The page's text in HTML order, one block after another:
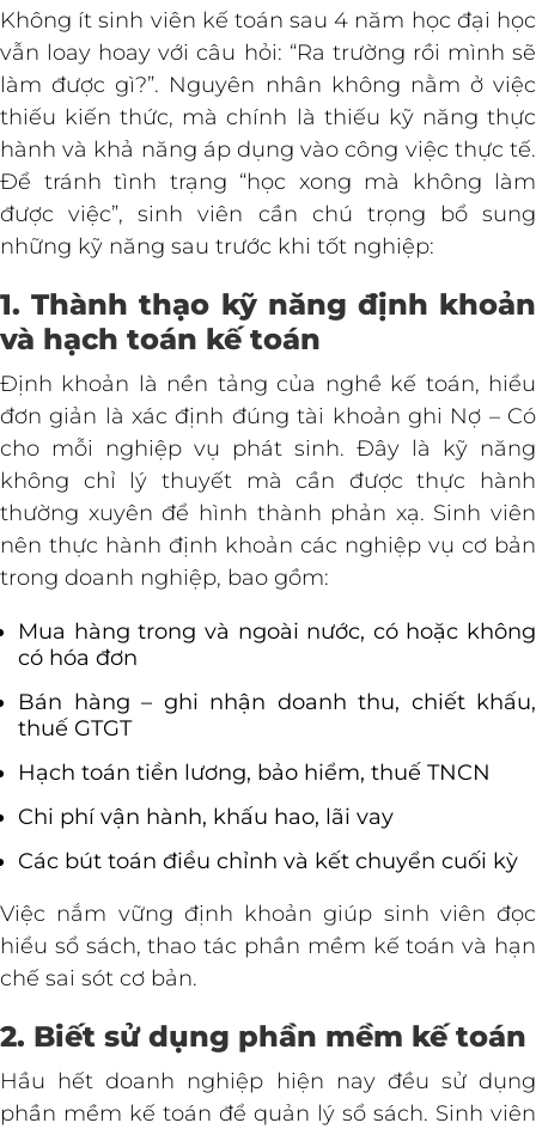
Không ít sinh viên kế toán sau 4 năm học đại học
vẫn loay hoay với câu hỏi: “Ra trường rồi mình sẽ
làm được gì?”. Nguyên nhân không nằm ở việc
thiếu kiến thức, mà chính là thiếu kỹ năng thực
hành và khả năng áp dụng vào công việc thực tế.
Để tránh tình trạng “học xong mà không làm
được việc”, sinh viên cần chú trọng bổ sung
những kỹ năng sau trước khi tốt nghiệp:
1. Thành thạo kỹ năng định khoản
và hạch toán kế toán
Định khoản là nền tảng của nghề kế toán, hiểu
đơn giản là xác định đúng tài khoản ghi Nợ – Có
cho mỗi nghiệp vụ phát sinh. Đây là kỹ năng
không chỉ lý thuyết mà cần được thực hành
thường xuyên để hình thành phản xạ. Sinh viên
nên thực hành định khoản các nghiệp vụ cơ bản
trong doanh nghiệp, bao gồm:
Mua hàng trong và ngoài nước, có hoặc không
có hóa đơn
Bán hàng – ghi nhận doanh thu, chiết khấu,
thuế GTGT
Hạch toán tiền lương, bảo hiểm, thuế TNCN
Chi phí vận hành, khấu hao, lãi vay
Các bút toán điều chỉnh và kết chuyển cuối kỳ
Việc nắm vững định khoản giúp sinh viên đọc
hiểu sổ sách, thao tác phần mềm kế toán và hạn
chế sai sót cơ bản.
2. Biết sử dụng phần mềm kế toán
Hầu hết doanh nghiệp hiện nay đều sử dụng
phần mềm kế toán để quản lý sổ sách. Sinh viên